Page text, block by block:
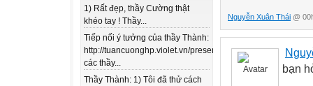
1) Rất đẹp, thầy Cường thật
khéo tay ! Thầy...
Tiếp nối ý tưởng của thầy Thành:
http://tuancuonghp.violet.vn/present/show/entry_id/
các thầy...
Thầy Thành: 1) Tôi đã thử cách
Nguyễn Xuân Thái @
bạn